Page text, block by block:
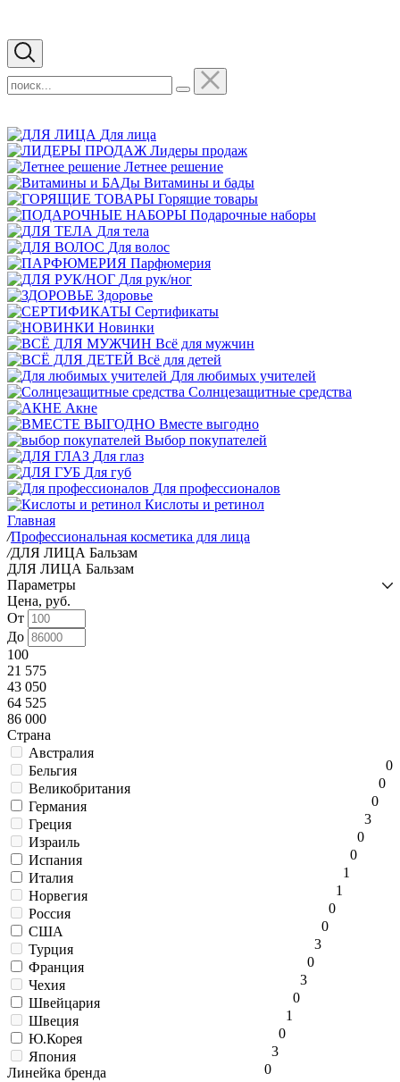
Для лица
Лидеры продаж
Летнее решение
Витамины и бады
Горящие товары
Подарочные наборы
Для тела
Для волос
Парфюмерия
Для рук/ног
Здоровье
Сертификаты
Новинки
Всё для мужчин
Всё для детей
Для любимых учителей
Cолнцезащитные средства
Акне
Вместе выгодно
Выбор покупателей
Для глаз
Для губ
Для профессионалов
Кислоты и ретинол
Главная
/Профессиональная косметика для лица
/ДЛЯ ЛИЦА Бальзам
ДЛЯ ЛИЦА Бальзам
Параметры
Цена, руб.
От
До
100
21 575
43 050
64 525
86 000
Страна
Австралия
0
Бельгия
0
Великобритания
0
Германия
3
Греция
0
Израиль
0
Испания
1
Италия
1
Норвегия
0
Россия
0
США
3
Турция
0
Франция
3
Чехия
0
Швейцария
1
Швеция
0
Ю.Корея
3
Япония
0
Линейка бренда